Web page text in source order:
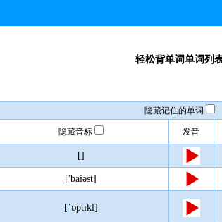
轻松背单词单词列
隐藏记住的单词
隐藏音标 发音
[]
['baiəst]
[ˈɒptɪkl]